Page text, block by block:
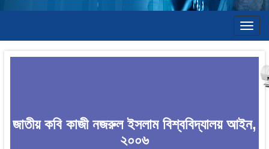
জাতীয় কবি কাজী নজরুল ইসলাম বিশ্ববিদ্যালয় আইন,
২০০৬